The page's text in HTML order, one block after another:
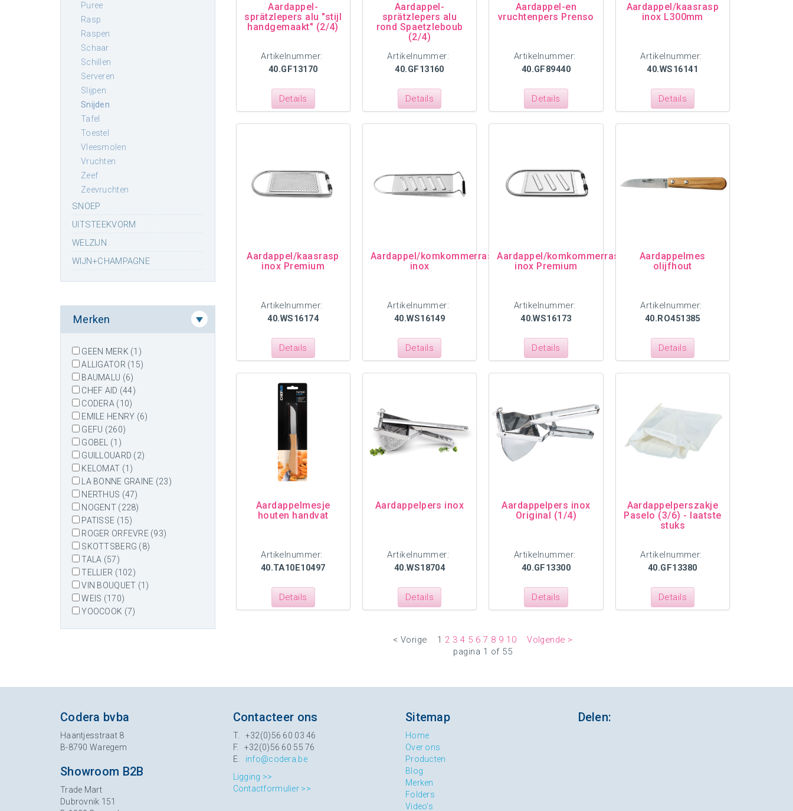
puree
rasp
raspen
schaar
schillen
serveren
slijpen
snijden
tafel
toestel
vleesmolen
vruchten
zeef
zeevruchten
SNOEP
UITSTEEKVORM
WELZIJN
WIJN+CHAMPAGNE
Merken
GEEN MERK (1)
ALLIGATOR (15)
BAUMALU (6)
CHEF AID (44)
CODERA (10)
EMILE HENRY (6)
GEFU (260)
GOBEL (1)
GUILLOUARD (2)
KELOMAT (1)
LA BONNE GRAINE (23)
NERTHUS (47)
NOGENT (228)
PATISSE (15)
ROGER ORFEVRE (93)
SKOTTSBERG (8)
TALA (57)
TELLIER (102)
VIN BOUQUET (1)
WEIS (170)
YOOCOOK (7)
Aardappel-
sprätzlepers alu "stijl
handgemaakt" (2/4)
Artikelnummer:
40.GF13170
Details
Aardappel-
sprätzlepers alu
rond Spaetzleboub
(2/4)
Artikelnummer:
40.GF13160
Details
Aardappel-en
vruchtenpers Prenso
Artikelnummer:
40.GF89440
Details
Aardappel/kaasrasp
inox L300mm
Artikelnummer:
40.WS16141
Details
Aardappel/kaasrasp
inox Premium
Artikelnummer:
40.WS16174
Details
Aardappel/komkommerrasp
inox
Artikelnummer:
40.WS16149
Details
Aardappel/komkommerrasp
inox Premium
Artikelnummer:
40.WS16173
Details
Aardappelmes
olijfhout
Artikelnummer:
40.RO451385
Details
Aardappelmesje
houten handvat
Artikelnummer:
40.TA10E10497
Details
Aardappelpers inox
Artikelnummer:
40.WS18704
Details
Aardappelpers inox
Original (1/4)
Artikelnummer:
40.GF13300
Details
Aardappelperszakje
Paselo (3/6) - laatste
stuks
Artikelnummer:
40.GF13380
Details
< Vorige 1 2 3 4 5 6 7 8 9 10
Volgende >
pagina 1 of 55
Codera bvba
Haantjesstraat 8
B-8790 Waregem
Showroom B2B
Trade Mart
Dubrovnik 151
Contacteer ons
T. +32(0)56 60 03 46
F. +32(0)56 60 55 76
E. info@codera.be
Ligging >>
Contactformulier >>
Sitemap
Home
Over ons
Producten
Blog
Merken
Folders
Video's
Delen: